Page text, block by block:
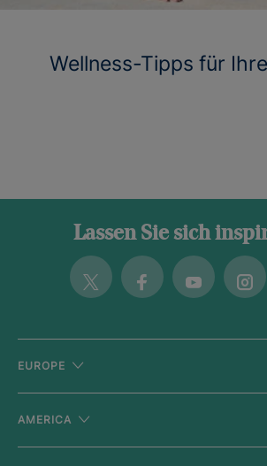
Wellness-Tipps für
Lassen Sie sich
Twitter FacebookYoutube
EUROPE
AMERICA